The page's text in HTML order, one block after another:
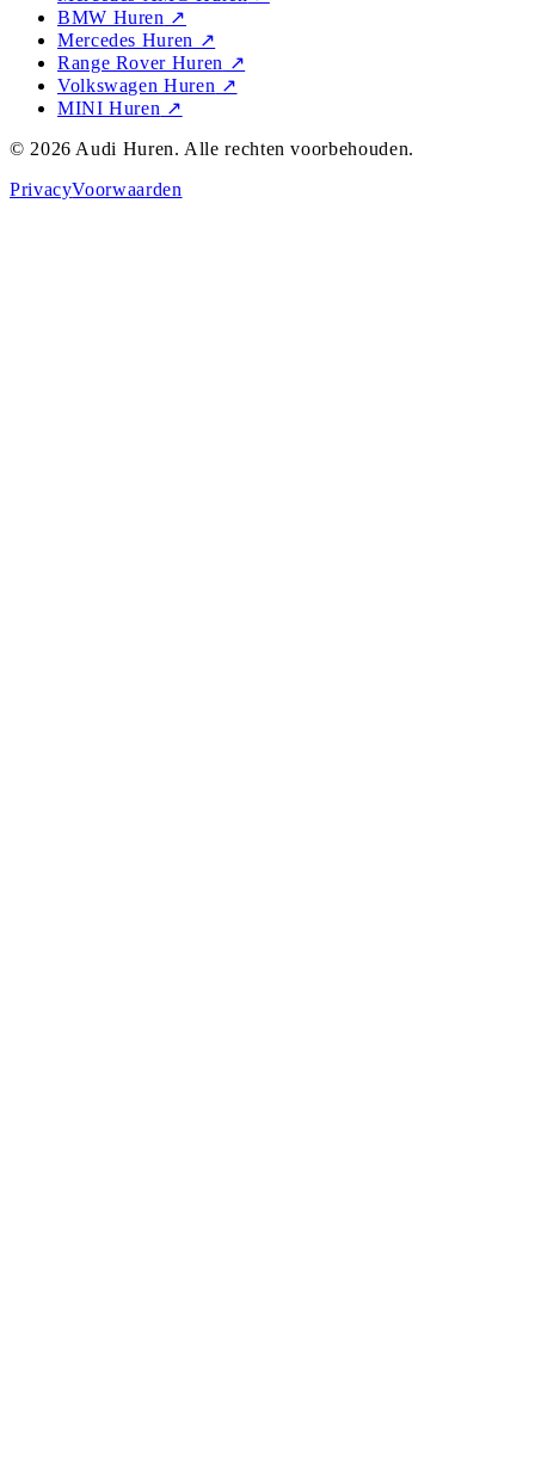
BMW Huren ↗
Mercedes Huren ↗
Range Rover Huren ↗
Volkswagen Huren ↗
MINI Huren ↗
©2026 Audi Huren. Alle rechten voorbehouden.
PrivacyVoorwaarden